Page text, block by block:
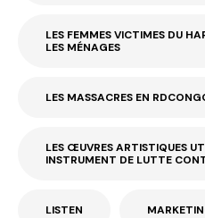
LES FEMMES VICTIMES DU
LES MÉNAGES
LES MASSACRES EN
LES ŒUVRES ARTISTIQUES
INSTRUMENT DE LUTTE
LISTEN